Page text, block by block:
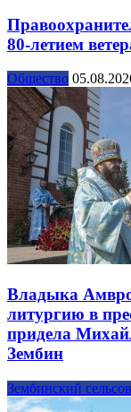
80-летием
Общество
Владыка
литургию в
придела
Зембин
Зембинский